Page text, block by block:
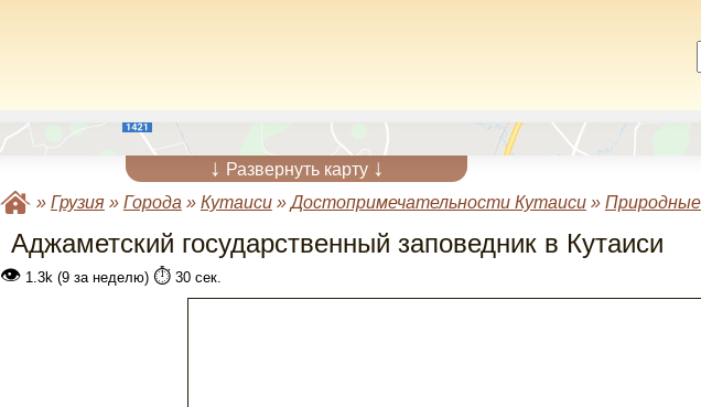
↓ Развернуть карту ↓
» Грузия» Города » Кутаиси»Достопримечательности Кутаиси»
Аджаметский государственный заповедник в Кутаиси
👁1.3k (9 за неделю) ⏱️30 сек.